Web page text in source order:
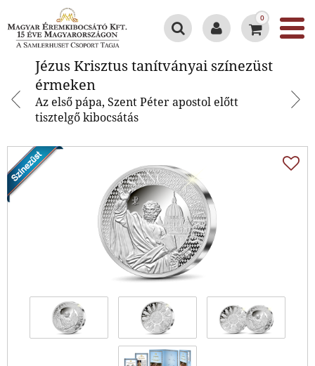
0
Jézus Krisztus tanítványai színezüst
érmeken
Az első pápa, Szent Péter apostol előtt
tisztelgő kibocsátás
Jézus Krisztus tanítványai
színezüst érmeken